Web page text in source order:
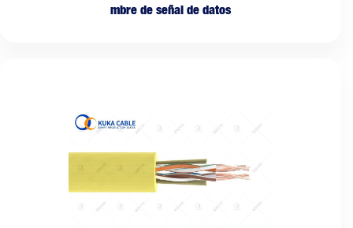
mbre de señal de datos